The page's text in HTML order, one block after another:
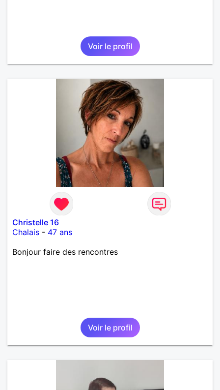
Voir le profil
Christelle 16
Chalais - 47 ans
Bonjour faire des rencontres
Voir le profil